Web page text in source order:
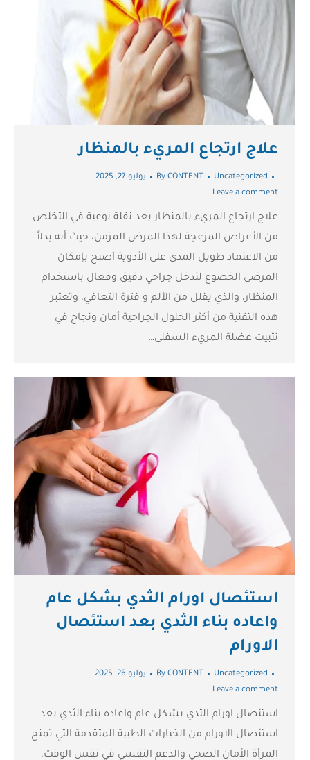
علاج ارتجاع المريء بالمنظار
Uncategorized
By CONTENT
يوليو 27, 2025
Leave a comment
علاج ارتجاع المريء بالمنظار يعد نقلة نوعية في التخلص
من الأعراض المزعجة لهذا المرض المزمن، حيث أنه بدلاً
من الاعتماد طويل المدى على الأدوية أصبح بإمكان
المرضى الخضوع لتدخل جراحي دقيق وفعال باستخدام
المنظار، والذي يقلل من الألم و فترة التعافي، وتعتبر
هذه التقنية من أكثر الحلول الجراحية أمان ونجاح في
تثبيت عضلة المريء السفلى…
استئصال اورام الثدي بشكل عام
واعاده بناء الثدي بعد استئصال
الاورام
Uncategorized
By CONTENT
يوليو 26, 2025
Leave a comment
استئصال اورام الثدي بشكل عام واعاده بناء الثدي بعد
استئصال الاورام من الخيارات الطبية المتقدمة التي تمنح
المرأة الأمان الصحي والدعم النفسي في نفس الوقت،